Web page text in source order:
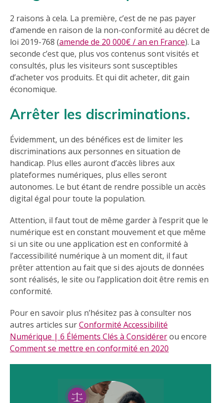
2 raisons à cela. La première, c’est de ne pas payer
d’amende en raison de la non-conformité au décret de
loi 2019-768 (amende de 20 000€ / an en France). La
seconde c’est que, plus vos contenus sont visités et
consultés, plus les visiteurs sont susceptibles
d’acheter vos produits. Et qui dit acheter, dit gain
économique.
Arrêter les discriminations.
Évidemment, un des bénéfices est de limiter les
discriminations aux personnes en situation de
handicap. Plus elles auront d’accès libres aux
plateformes numériques, plus elles seront
autonomes. Le but étant de rendre possible un accès
digital égal pour toute la population.
Attention, il faut tout de même garder à l’esprit que le
numérique est en constant mouvement et que même
si un site ou une application est en conformité à
l’accessibilité numérique à un moment dit, il faut
prêter attention au fait que si des ajouts de données
sont réalisés, le site ou l’application doit être remis en
conformité.
Pour en savoir plus n’hésitez pas à consulter nos
autres articles surConformité Accessibilité
Numérique | 6 Éléments Clés à Considérerou encore
Comment se mettre en conformité en 2020